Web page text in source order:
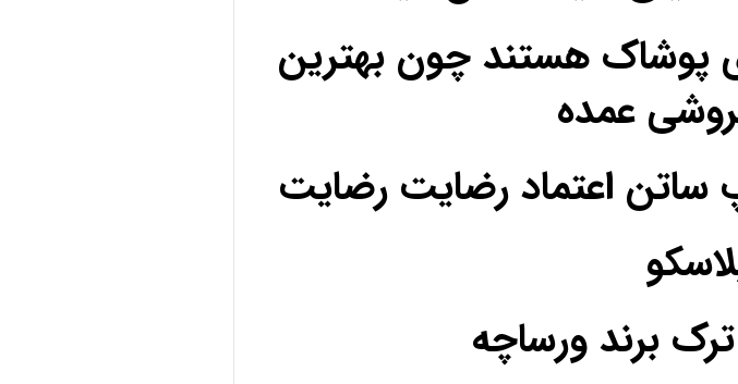
پوشاک هستند چون بهترین
برند ورساچه